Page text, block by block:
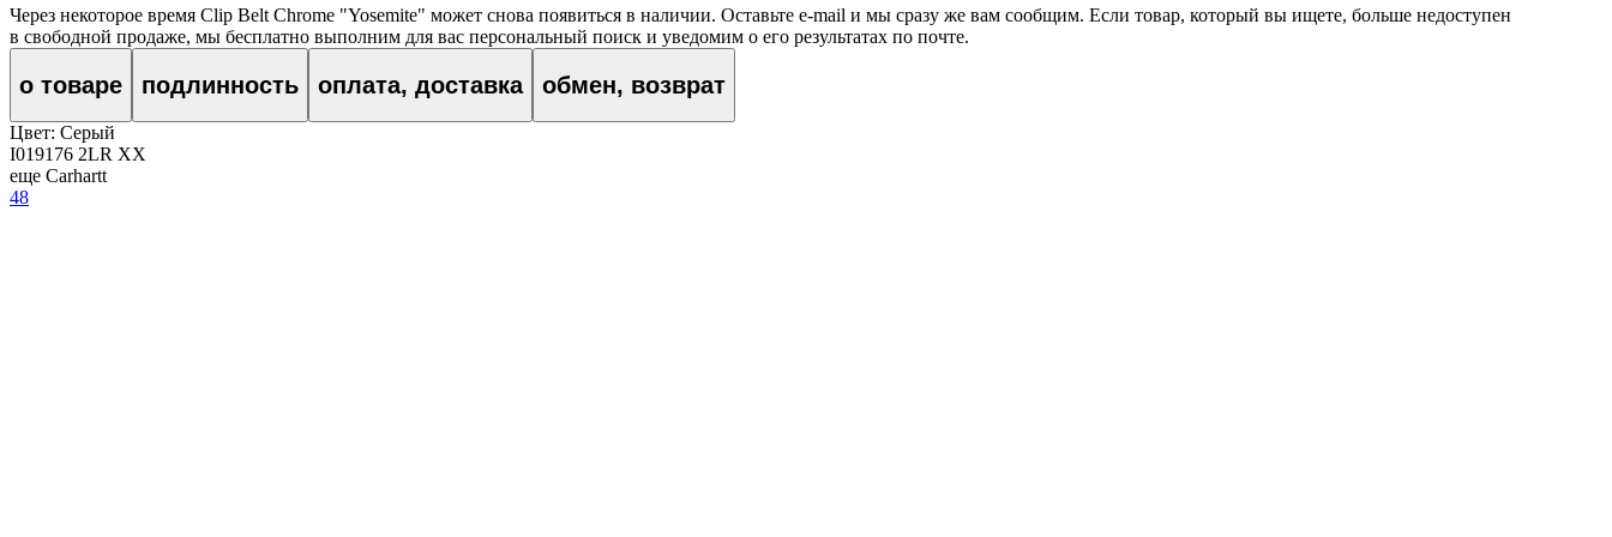
Через некоторое время Clip Belt Chrome "Yosemite" может снова появиться в наличии. Оставьте e‑mail и мы сразу же вам сообщим. Если товар, который вы ищете, больше недоступен
в свободной продаже, мы бесплатно выполним для вас персональный поиск и уведомим о его результатах по почте.
о товаре подлинность оплата, доставка обмен, возврат
Цвет: Серый
I019176 2LR XX
еще Carhartt
48